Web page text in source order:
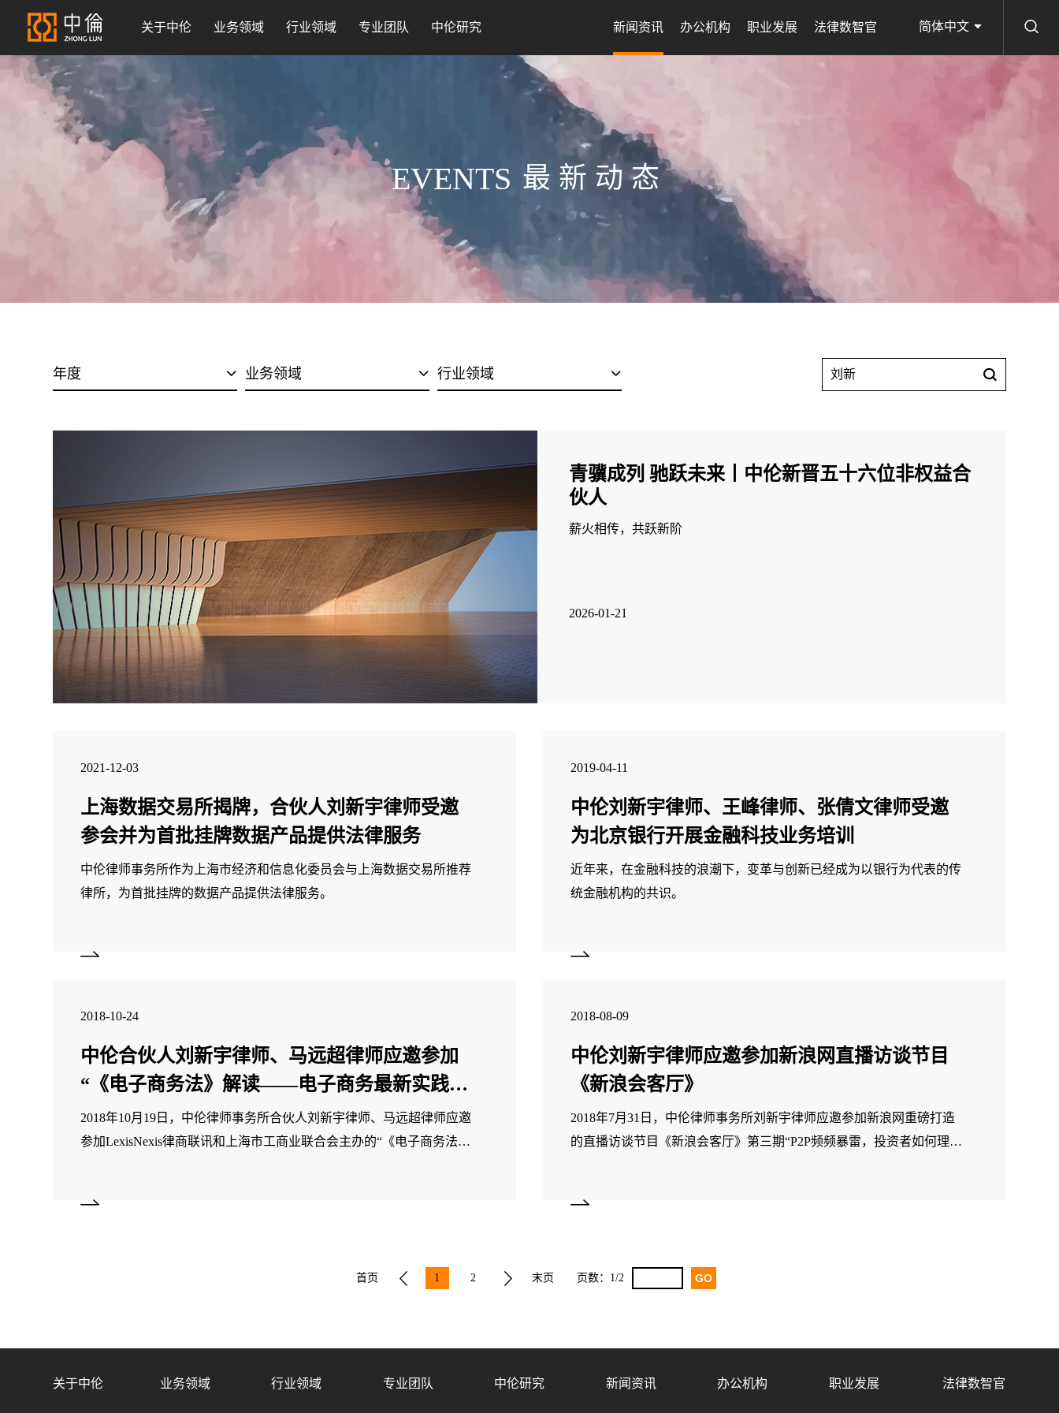
关于中伦 业务领域 行业领域 专业团队 中伦研究 新闻资讯 办公机构 职业发展 法律数智官 简体中文
EVENTS 最新动态
年度 业务领域 行业领域
青骥成列 驰跃未来丨中伦新晋五十六位非权益合
伙人
薪火相传，共跃新阶
2026-01-21
2021-12-03
上海数据交易所揭牌，合伙人刘新宇律师受邀
参会并为首批挂牌数据产品提供法律服务
中伦律师事务所作为上海市经济和信息化委员会与上海数据交易所推荐
律所，为首批挂牌的数据产品提供法律服务。
2019-04-11
中伦刘新宇律师、王峰律师、张倩文律师受邀
为北京银行开展金融科技业务培训
近年来，在金融科技的浪潮下，变革与创新已经成为以银行为代表的传
统金融机构的共识。
2018-10-24
中伦合伙人刘新宇律师、马远超律师应邀参加
“《电子商务法》解读——电子商务最新实践发
展与法律风险防范”研讨会
2018年10月19日，中伦律师事务所合伙人刘新宇律师、马远超律师应邀
参加LexisNexis律商联讯和上海市工商业联合会主办的“《电子商务法》
2018-08-09
中伦刘新宇律师应邀参加新浪网直播访谈节目
《新浪会客厅》
2018年7月31日，中伦律师事务所刘新宇律师应邀参加新浪网重磅打造
的直播访谈节目《新浪会客厅》第三期“P2P频频暴雷，投资者如何理性
首页 1 2 末页 页数： 1/2
关于中伦 业务领域 行业领域 专业团队 中伦研究 新闻资讯 办公机构 职业发展 法律数智官